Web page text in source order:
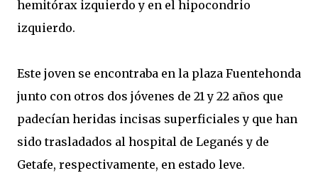
hemitórax izquierdo y en el hipocondrio
izquierdo.
Este joven se encontraba en la plaza Fuentehonda
junto con otros dos jóvenes de 21 y 22 años que
padecían heridas incisas superficiales y que han
sido trasladados al hospital de Leganés y de
Getafe, respectivamente, en estado leve.